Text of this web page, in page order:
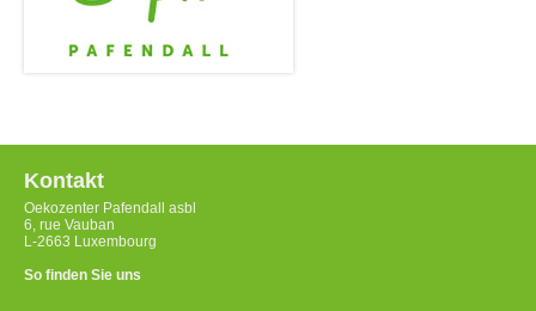
Kontakt
Oekozenter Pafendall asbl
6, rue Vauban
L-2663 Luxembourg
So finden Sie uns